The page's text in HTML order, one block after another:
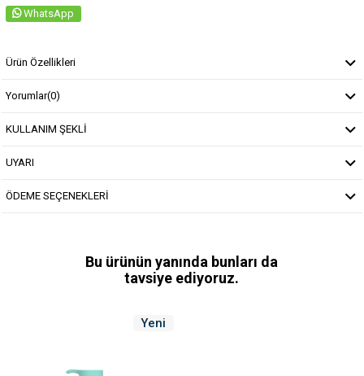
WhatsApp
Ürün Özellikleri
Yorumlar(0)
KULLANIM ŞEKLİ
UYARI
ÖDEME SEÇENEKLERİ
Bu ürünün yanında bunları da
tavsiye ediyoruz.
Yeni